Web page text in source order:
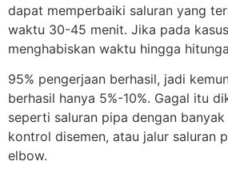
dapat memperbaiki saluran yang
waktu 30-45 menit. Jika pada
menghabiskan waktu hingga
95% pengerjaan berhasil, jadi
berhasil hanya 5%-10%. Gagal itu
seperti saluran pipa dengan
kontrol disemen, atau jalur saluran
elbow.